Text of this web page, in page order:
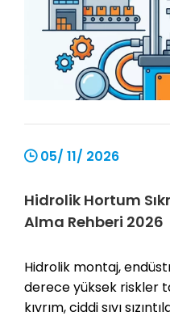
05/ 11/ 2026
Hidrolik Hortum
Alma Rehberi 2026
Hidrolik montaj,
derece yüksek riskler
kıvrım, ciddi sıvı